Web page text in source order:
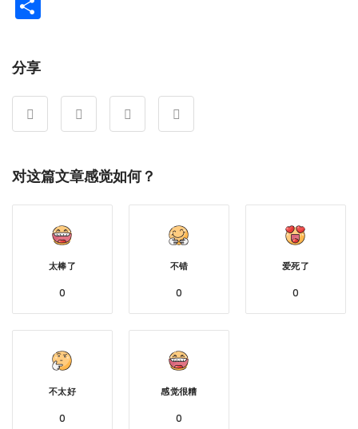
分享
对这篇文章感觉如何？
太棒了
0
不错
0
爱死了
0
不太好
0
感觉很糟
0